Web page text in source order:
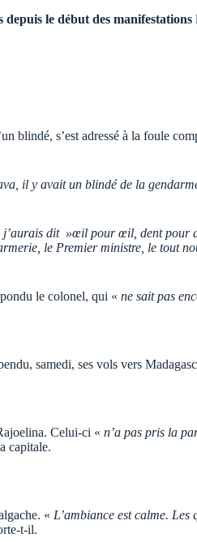
depuis le début des manifestations
s’est adressé à la foule
il y avait un blindé de la
j’aurais dit »œil pour œil, dent pour
le Premier ministre, le tout
le colonel, qui « ne sait pas
samedi, ses vols vers
Celui-ci « n’a pas pris la
capitale.
« L’ambiance est calme. Les
t-il.